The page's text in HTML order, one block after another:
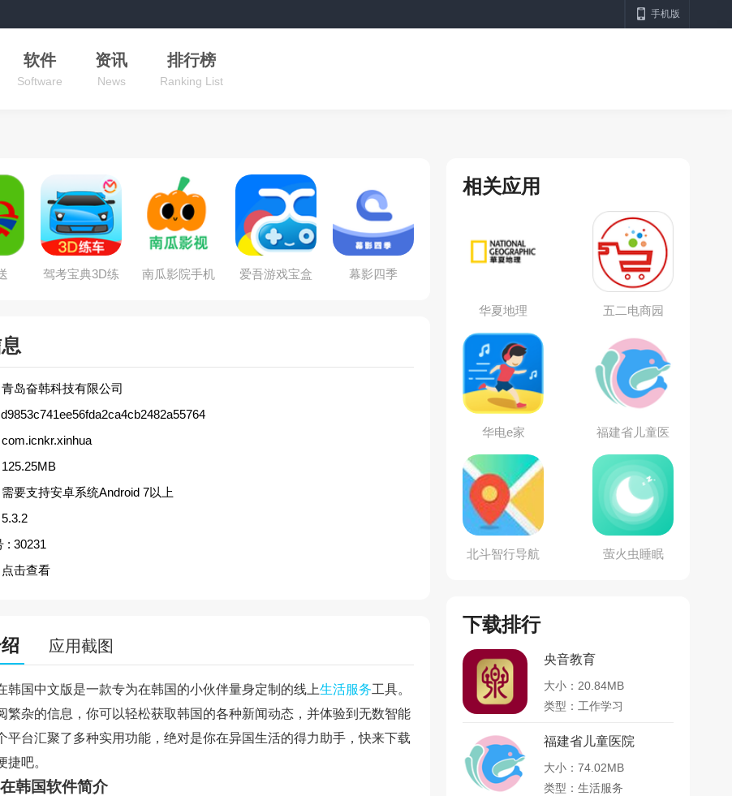
手机版
软件
Software
资讯
News
排行榜
Ranking List
驾考宝典3D练
南瓜影院手机
爱吾游戏宝盒
幕影四季
青岛奋韩科技有限公司
d9853c741ee56fda2ca4cb2482a55764
com.icnkr.xinhua
125.25MB
需要支持安卓系统Android 7以上
5.3.2
: 30231
点击查看
应用截图
韩国中文版是一款专为在韩国的小伙伴量身定制的线上生活服务工具。
繁杂的信息，你可以轻松获取韩国的各种新闻动态，并体验到无数智能
平台汇聚了多种实用功能，绝对是你在异国生活的得力助手，快来下载
捷吧。
韩国软件简介
相关应用
华夏地理 五二电商园
华电e家
福建省儿童医
院
北斗智行导航 萤火虫睡眠
下载排行
央音教育
大小：20.84MB
类型：工作学习
福建省儿童医院
大小：74.02MB
类型：生活服务